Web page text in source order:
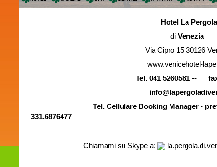
Hotel La Pergola
di Venezia
Via Cipro 15 30126
www.venicehotel-
Tel. 041 5260581 --
Tel. Cellulare Booking Manager -
331.6876477
Chiamami su Skype a: